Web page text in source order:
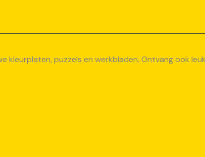
kleurplaten, puzzels en werkbladen. Ontvang ook